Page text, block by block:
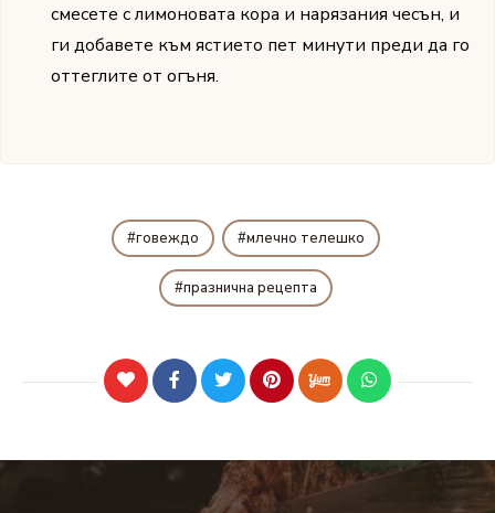
смесете с лимоновата кора и нарязания чесън, и
ги добавете към ястието пет минути преди да го
оттеглите от огъня.
говеждо млечно телешко
празнична рецепта